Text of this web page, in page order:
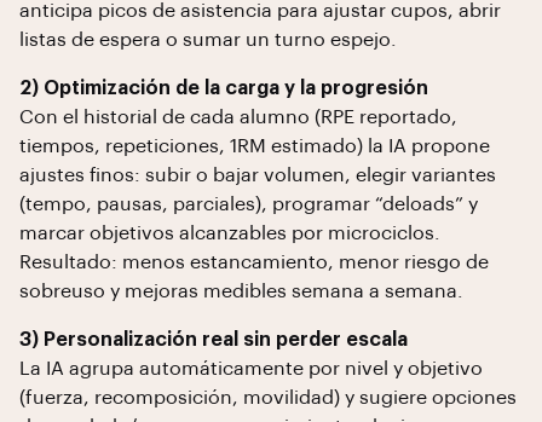
anticipa picos de asistencia para ajustar cupos, abrir
listas de espera o sumar un turno espejo.
2) Optimización de la carga y la progresión
Con el historial de cada alumno (RPE reportado,
tiempos, repeticiones, 1RM estimado) la IA propone
ajustes finos: subir o bajar volumen, elegir variantes
(tempo, pausas, parciales), programar “deloads” y
marcar objetivos alcanzables por microciclos.
Resultado: menos estancamiento, menor riesgo de
sobreuso y mejoras medibles semana a semana.
3) Personalización real sin perder escala
La IA agrupa automáticamente por nivel y objetivo
(fuerza, recomposición, movilidad) y sugiere opciones